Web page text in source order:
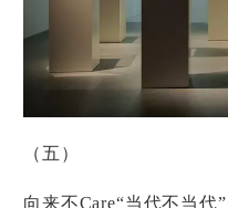
（五）
向来不Care“当代不当代